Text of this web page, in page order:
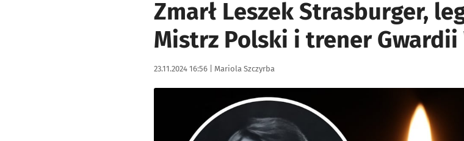
Zmarł Leszek Strasburger,
Mistrz Polski i trener Gwardii
Data publikacji:
23.11.2024 16:56 | Autor:
Mariola Szczyrba